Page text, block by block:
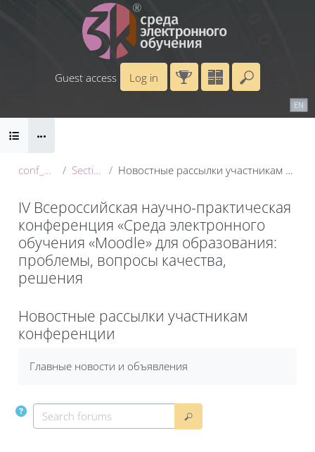
Skip to main content
Enter
Guest access
Log in
EN
Blocks
conf_2025 Section 1 Новостные рассылки участникам конференции
IV Всероссийская научно-практическая
конференция «Среда электронного
обучения «Moodle» для образования:
проблемы, вопросы качества,
решения
Новостные рассылки участникам
конференции
Главные новости и объявления
Search forums
Search forums